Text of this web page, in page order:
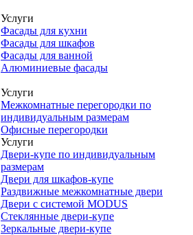
Услуги
Фасады для кухни
Фасады для шкафов
Фасады для ванной
Алюминиевые фасады
Услуги
Межкомнатные перегородки по
индивидуальным размерам
Офисные перегородки
Услуги
Двери-купе по индивидуальным
размерам
Двери для шкафов-купе
Раздвижные межкомнатные двери
Двери с системой MODUS
Стеклянные двери-купе
Зеркальные двери-купе